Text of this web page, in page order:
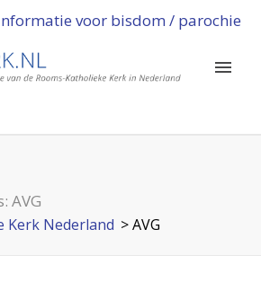
voor bisdom / parochie
AVG
Kerk Nederland >AVG